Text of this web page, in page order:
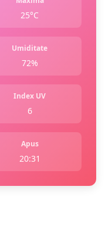
25°C
Umiditate
72%
Index UV
6
Apus
20:31